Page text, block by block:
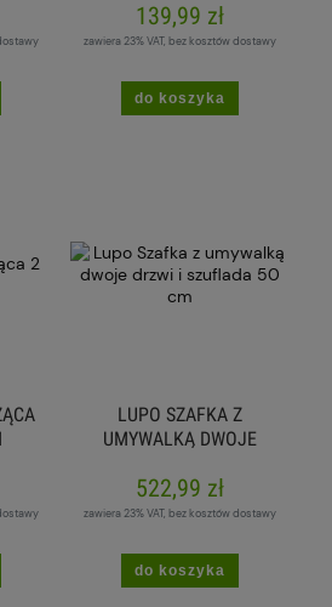
139,99 zł
zawiera 23% VAT, bez kosztów dostawy
do koszyka
LUPO SZAFKA Z
UMYWALKĄ DWOJE
CM
522,99 zł
zawiera 23% VAT, bez kosztów dostawy
do koszyka